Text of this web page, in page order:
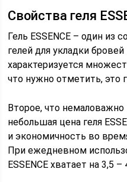
Свойства геля
Гель ESSENCE – один из
гелей для укладки
характеризуется
что нужно отметить, это
Второе, что
небольшая цена геля
и экономичность во
При ежедневном
ESSENCE хватает на 3,5 –